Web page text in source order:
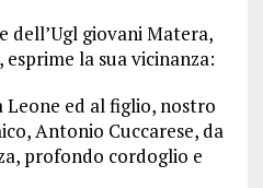
dell’Ugl giovani Matera,
, esprime la sua vicinanza:
Leone ed al figlio, nostro
Antonio Cuccarese, da
profondo cordoglio e